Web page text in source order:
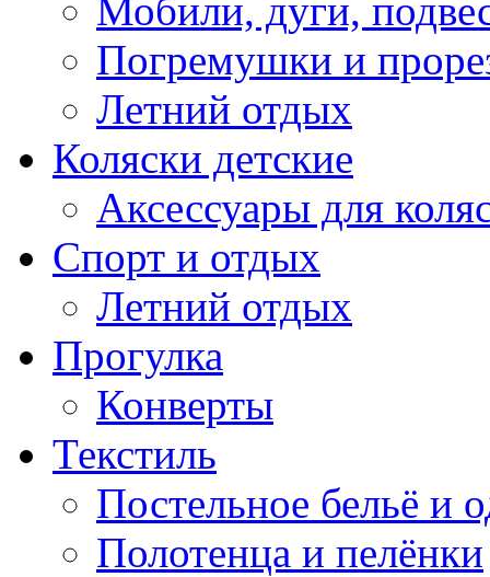
Мобили, дуги,
Погремушки и
Летний отдых
Коляски детские
Аксессуары для
Спорт и отдых
Летний отдых
Прогулка
Конверты
Текстиль
Постельное бельё и
Полотенца и пелёнки